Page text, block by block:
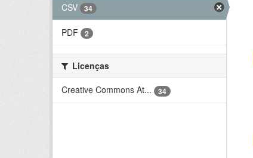
CSV
34
PDF 2
Licenças
Creative Commons At...
34